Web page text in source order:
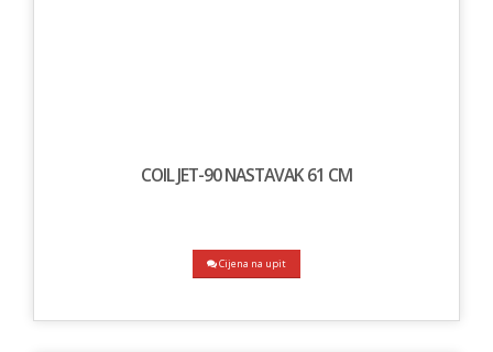
COIL JET-90 NASTAVAK 61 CM
Cijena na upit